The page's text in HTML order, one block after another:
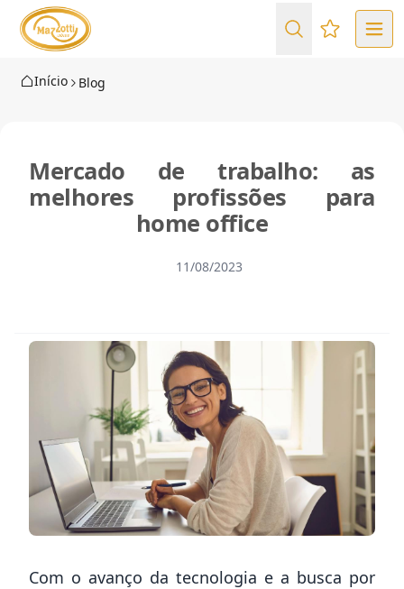
Favoritos
Início Blog
Mercado de trabalho: as
melhores profissões para
home office
11/08/2023
Com o avanço da tecnologia e a busca por